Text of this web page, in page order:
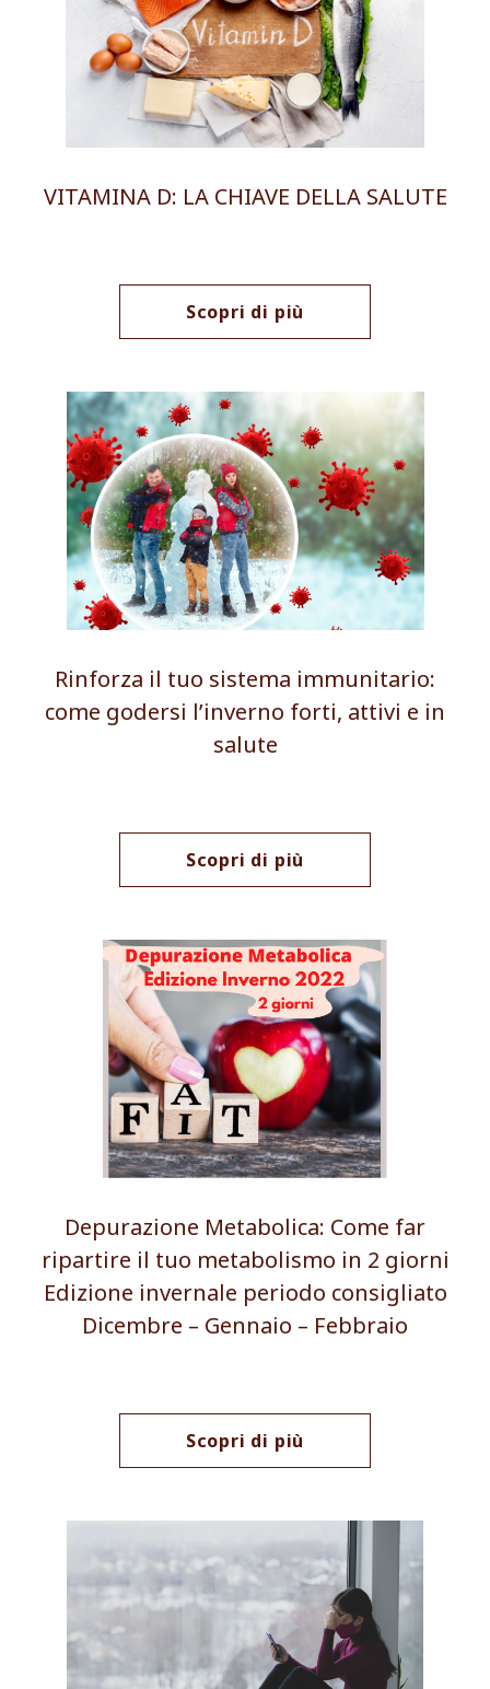
VITAMINA D: LA CHIAVE DELLA SALUTE
Scopri di più
Rinforza il tuo sistema immunitario:
come godersi l’inverno forti, attivi e in
salute
Scopri di più
Depurazione Metabolica: Come far
ripartire il tuo metabolismo in 2 giorni
Edizione invernale periodo consigliato
Dicembre – Gennaio – Febbraio
Scopri di più